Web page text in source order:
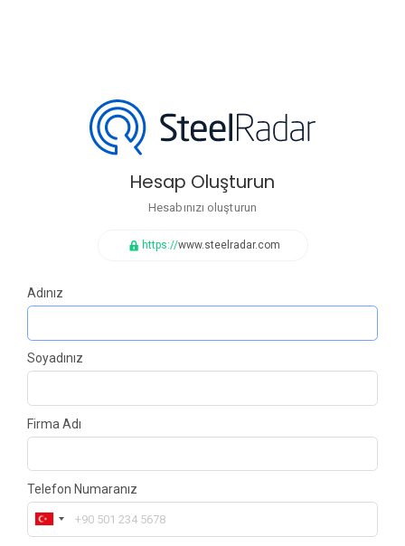
Hesap Oluşturun
Hesabınızı oluşturun
https://www.steelradar.com
Adınız
Soyadınız
Firma Adı
Telefon Numaranız